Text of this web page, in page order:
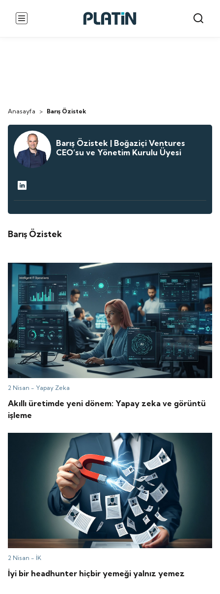
Anasayfa > Barış Özistek
Barış Özistek | Boğaziçi Ventures
CEO’su ve Yönetim Kurulu Üyesi
Barış Özistek
2 Nisan - Yapay Zeka
Akıllı üretimde yeni dönem: Yapay zeka ve görüntü
işleme
2 Nisan - İK
İyi bir headhunter hiçbir yemeği yalnız yemez